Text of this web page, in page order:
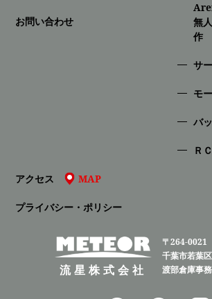
お問い合わせ
無
作
サ
モ
バ
Ｒ
アクセス MAP
プライバシー・ポリシー
流星株式会社
〒264-0021
千葉市若葉
渡部倉庫事